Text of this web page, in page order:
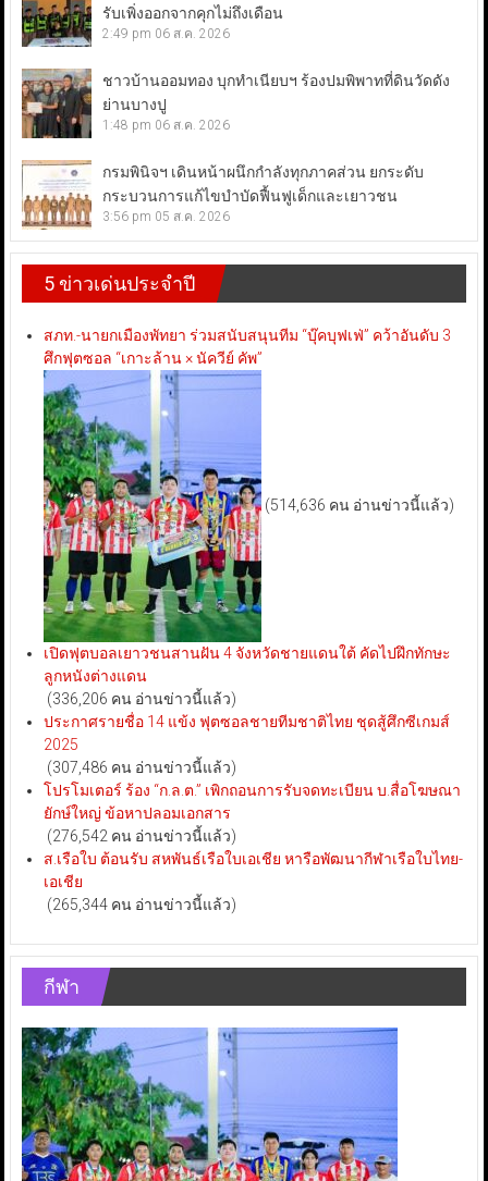
รับเพิ่งออกจากคุกไม่ถึงเดือน
2:49 pm 06 ส.ค. 2026
ชาวบ้านออมทอง บุกทำเนียบฯ ร้องปมพิพาทที่ดินวัดดัง
ย่านบางปู
1:48 pm 06 ส.ค. 2026
กรมพินิจฯ เดินหน้าผนึกกำลังทุกภาคส่วน ยกระดับ
กระบวนการแก้ไขบำบัดฟื้นฟูเด็กและเยาวชน
3:56 pm 05 ส.ค. 2026
5 ข่าวเด่นประจำปี
สภท.-นายกเมืองพัทยา ร่วมสนับสนุนทีม “บุ๊คบุฟเฟ่” คว้าอันดับ 3
ศึกฟุตซอล “เกาะล้าน × นัควีย์ คัพ”
(514,636 คน อ่านข่าวนี้แล้ว)
เปิดฟุตบอลเยาวชนสานฝัน 4 จังหวัดชายแดนใต้ คัดไปฝึกทักษะ
ลูกหนังต่างแดน
(336,206 คน อ่านข่าวนี้แล้ว)
ประกาศรายชื่อ 14 แข้ง ฟุตซอลชายทีมชาติไทย ชุดสู้ศึกซีเกมส์
2025
(307,486 คน อ่านข่าวนี้แล้ว)
โปรโมเตอร์ ร้อง “ก.ล.ต.” เพิกถอนการรับจดทะเบียน บ.สื่อโฆษณา
ยักษ์ใหญ่ ข้อหาปลอมเอกสาร
(276,542 คน อ่านข่าวนี้แล้ว)
ส.เรือใบ ต้อนรับ สหพันธ์เรือใบเอเชีย หารือพัฒนากีฬาเรือใบไทย-
เอเชีย
(265,344 คน อ่านข่าวนี้แล้ว)
กีฬา